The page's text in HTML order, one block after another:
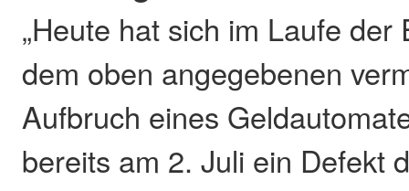
„Heute hat sich im Laufe der
dem oben angegebenen
Aufbruch eines
bereits am 2. Juli ein Defekt